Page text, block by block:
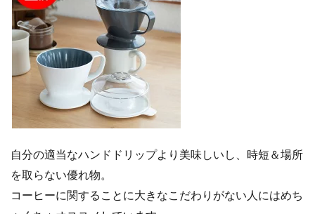
自分の適当なハンドドリップより美味しいし、時短＆場所
を取らない優れ物。
コーヒーに関することに大きなこだわりがない人にはめち